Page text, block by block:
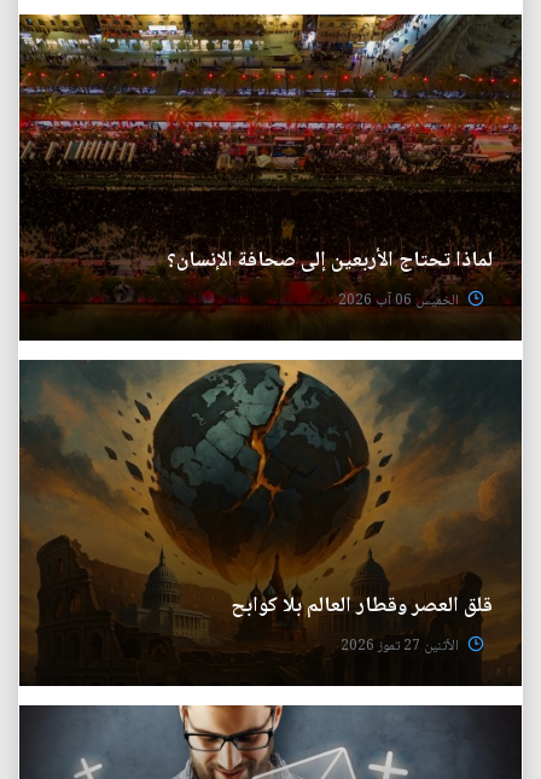
لماذا تحتاج الأربعين إلى صحافة الإنسان؟
الخميس 06 آب 2026
قلق العصر وقطار العالم بلا كوابح
الأثنين 27 تموز 2026